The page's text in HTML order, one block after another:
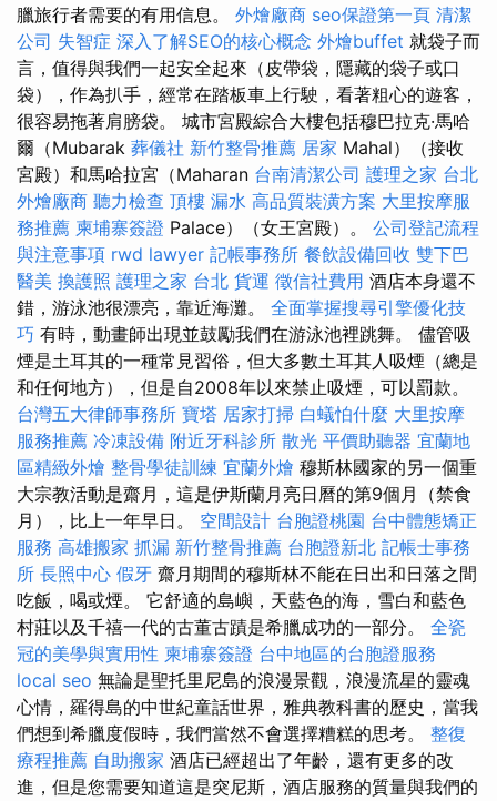
臘旅行者需要的有用信息。 外燴廠商 seo保證第一頁 清潔
公司 失智症 深入了解SEO的核心概念 外燴buffet 就袋子而
言，值得與我們一起安全起來（皮帶袋，隱藏的袋子或口
袋），作為扒手，經常在踏板車上行駛，看著粗心的遊客，
很容易拖著肩膀袋。 城市宮殿綜合大樓包括穆巴拉克·馬哈
爾（Mubarak 葬儀社 新竹整骨推薦 居家 Mahal）（接收
宮殿）和馬哈拉宮（Maharan 台南清潔公司 護理之家 台北
外燴廠商 聽力檢查 頂樓 漏水 高品質裝潢方案 大里按摩服
務推薦 柬埔寨簽證 Palace）（女王宮殿）。 公司登記流程
與注意事項 rwd lawyer 記帳事務所 餐飲設備回收 雙下巴
醫美 換護照 護理之家 台北 貨運 徵信社費用 酒店本身還不
錯，游泳池很漂亮，靠近海灘。 全面掌握搜尋引擎優化技
巧 有時，動畫師出現並鼓勵我們在游泳池裡跳舞。 儘管吸
煙是土耳其的一種常見習俗，但大多數土耳其人吸煙（總是
和任何地方），但是自2008年以來禁止吸煙，可以罰款。
台灣五大律師事務所 寶塔 居家打掃 白蟻怕什麼 大里按摩
服務推薦 冷凍設備 附近牙科診所 散光 平價助聽器 宜蘭地
區精緻外燴 整骨學徒訓練 宜蘭外燴 穆斯林國家的另一個重
大宗教活動是齋月，這是伊斯蘭月亮日曆的第9個月（禁食
月），比上一年早日。 空間設計 台胞證桃園 台中體態矯正
服務 高雄搬家 抓漏 新竹整骨推薦 台胞證新北 記帳士事務
所 長照中心 假牙 齋月期間的穆斯林不能在日出和日落之間
吃飯，喝或煙。 它舒適的島嶼，天藍色的海，雪白和藍色
村莊以及千禧一代的古董古蹟是希臘成功的一部分。 全瓷
冠的美學與實用性 柬埔寨簽證 台中地區的台胞證服務
local seo 無論是聖托里尼島的浪漫景觀，浪漫流星的靈魂
心情，羅得島的中世紀童話世界，雅典教科書的歷史，當我
們想到希臘度假時，我們當然不會選擇糟糕的思考。 整復
療程推薦 自助搬家 酒店已經超出了年齡，還有更多的改
進，但是您需要知道這是突尼斯，酒店服務的質量與我們的